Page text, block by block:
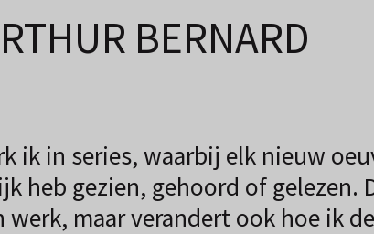
BERNARD
ik in series, waarbij elk nieuw
heb gezien, gehoord of gelezen.
maar verandert ook hoe ik